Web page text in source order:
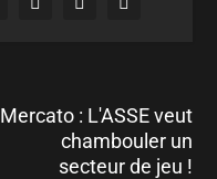
Mercato : L'ASSE veut
chambouler un
secteur de jeu !